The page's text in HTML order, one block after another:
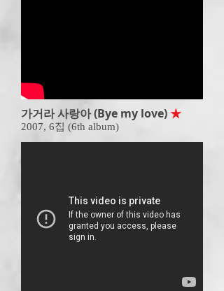
가거라 사랑아 (Bye my love)★
2007, 6집 (6th album)